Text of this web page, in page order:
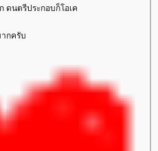
ดนตรีประกอบก็โอเค
กครับ